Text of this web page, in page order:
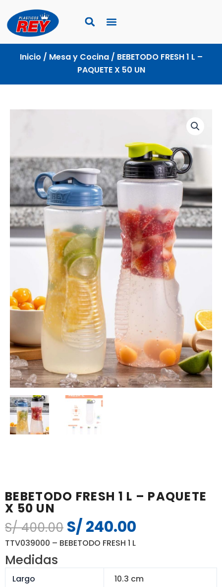
contenido
Inicio / Mesa y Cocina/ BEBETODO FRESH 1 L –
PAQUETE X 50 UN
BEBETODO FRESH 1 L – PAQUETE
X 50 UN
S/400.00 El
precio
era:
S/ 400.00.
S/240.00
es:
S/ 240.00.
TTV039000 – BEBETODO FRESH 1 L
Medidas
Largo
10.3 cm